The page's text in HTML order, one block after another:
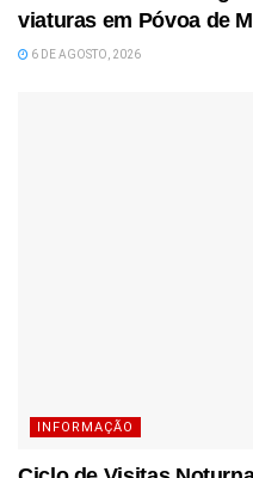
viaturas em Póvoa de
6 DE AGOSTO, 2026
INFORMAÇÃO